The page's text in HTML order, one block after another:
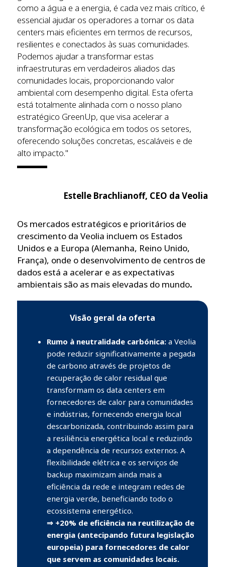
como a água e a energia, é cada vez mais crítico, é
essencial ajudar os operadores a tornar os data
centers mais eficientes em termos de recursos,
resilientes e conectados às suas comunidades.
Podemos ajudar a transformar estas
infraestruturas em verdadeiros aliados das
comunidades locais, proporcionando valor
ambiental com desempenho digital. Esta oferta
está totalmente alinhada com o nosso plano
estratégico GreenUp, que visa acelerar a
transformação ecológica em todos os setores,
oferecendo soluções concretas, escaláveis e de
alto impacto."
Estelle Brachlianoff, CEO da Veolia
Os mercados estratégicos e prioritários de
crescimento da Veolia incluem os Estados
Unidos e a Europa (Alemanha, Reino Unido,
França), onde o desenvolvimento de centros de
dados está a acelerar e as expectativas
ambientais são as mais elevadas do mundo.
Visão geral da oferta
Rumo à neutralidade carbónica: a Veolia
pode reduzir significativamente a pegada
de carbono através de projetos de
recuperação de calor residual que
transformam os data centers em
fornecedores de calor para comunidades
e indústrias, fornecendo energia local
descarbonizada, contribuindo assim para
a resiliência energética local e reduzindo
a dependência de recursos externos. A
flexibilidade elétrica e os serviços de
backup maximizam ainda mais a
eficiência da rede e integram redes de
energia verde, beneficiando todo o
ecossistema energético.
⇒ +20% de eficiência na reutilização de
energia (antecipando futura legislação
europeia) para fornecedores de calor
que servem as comunidades locais.